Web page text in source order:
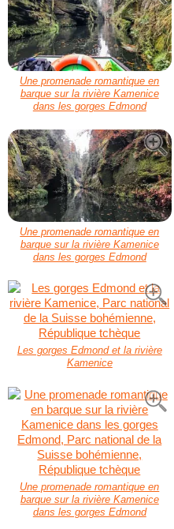
Une promenade romantique en
barque sur la rivière Kamenice
dans les gorges Edmond
Une promenade romantique en
barque sur la rivière Kamenice
dans les gorges Edmond
Les gorges Edmond et la rivière
Kamenice
Une promenade romantique en
barque sur la rivière Kamenice
dans les gorges Edmond